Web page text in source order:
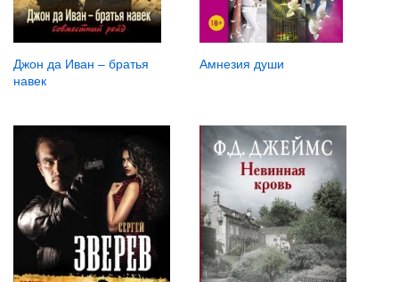
Джон да Иван – братья
навек
Амнезия души